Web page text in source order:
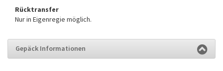
Rücktransfer
Nur in Eigenregie möglich.
Gepäck Informationen